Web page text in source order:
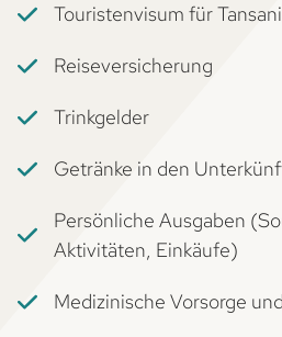
Touristenvisum für
Reiseversicherung
Trinkgelder
Getränke in den
Persönliche Ausgaben
Aktivitäten, Einkäufe)
Medizinische Vorsorge